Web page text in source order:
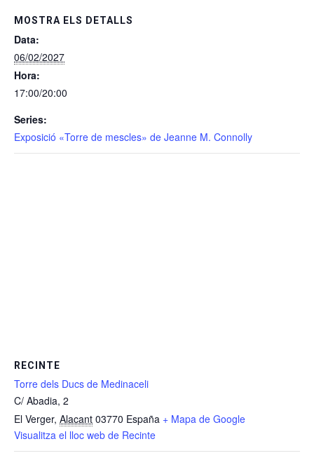
MOSTRA ELS DETALLS
Data:
06/02/2027
Hora:
17:00/20:00
Series:
Exposició «Torre de mescles» de Jeanne M. Connolly
RECINTE
Torre dels Ducs de Medinaceli
C/ Abadia, 2
El Verger, Alacant 03770 España + Mapa de Google
Visualitza el lloc web de Recinte